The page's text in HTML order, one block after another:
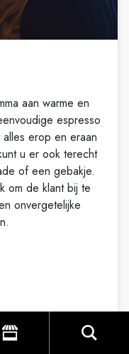
aan warme en
espresso
erop en eraan
u er ook terecht
of een gebakje.
om de klant bij te
onvergetelijke